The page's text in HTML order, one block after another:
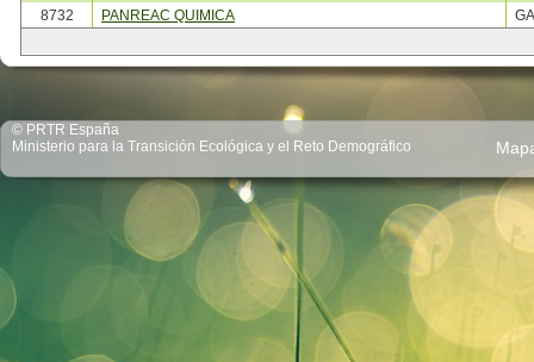
8732
PANREAC QUIMICA
© PRTR España
Ministerio para la Transición Ecológica y el Reto Demográfico